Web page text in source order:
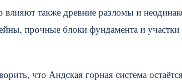
также древние разломы и
прочные блоки фундамента и
что Андская горная система